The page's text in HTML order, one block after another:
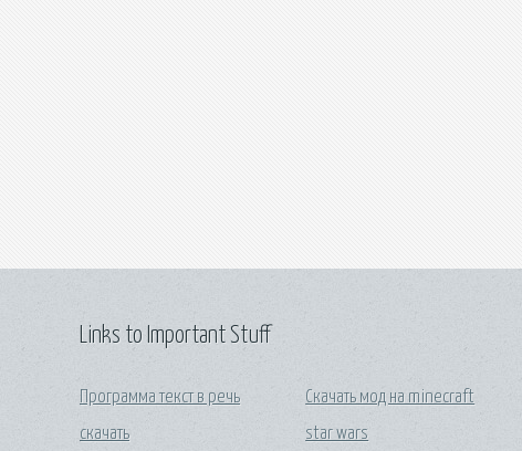
Links to Important Stuff
Программа текст в речь
скачать
Скачать мод на minecraft
star wars